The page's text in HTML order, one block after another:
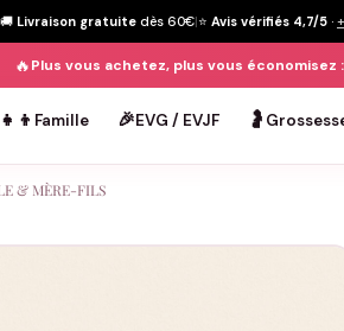
🚚 Livraison gratuite dès 60€|⭐ Avis vérifiés 4,7/5 ·
🔥Plus vous achetez, plus vous économisez :
Famille 🎉EVG / EVJF 🤰
& MÈRE-FILS